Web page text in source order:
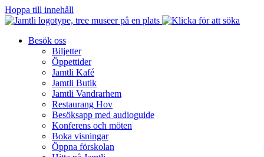
Hoppa till innehåll
Besök oss
Biljetter
Öppettider
Jamtli Kafé
Jamtli Butik
Jamtli Vandrarhem
Restaurang Hov
Besöksapp med audioguide
Konferens och möten
Boka visningar
Öppna förskolan